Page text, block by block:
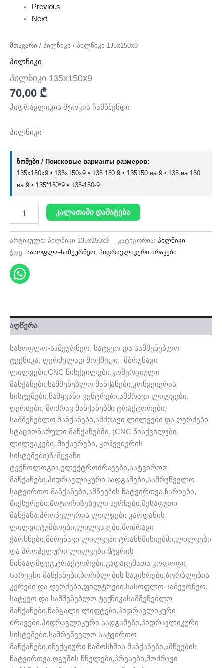
Previous
Next
მთავარი / პილნიკი / პილნიკი 135x150x9
პილნიკი
პილნიკი 135x150x9
70,00 ₾
ჰიდრავლიკის შტოკის ჩამწმენდი
პილნიკი
ზომები / Поисковые варианты размеров:
135x150x9 • 135х150х9 • 135 150 9 • 135150 на 9 • 135 на 150
на 9 • 135*150*9 • 135-150-9
კალათაში დამატება
არტიკული: პილნიკი 135x150x9 კატეგორია: პილნიკი
ჭდე: სასოფლო-სამეურნეო, ჰიდრავლიკური ძრავები
აღწერა
სასოფლო-სამეურნეო, სატყეო და სამშენებლო
ტექნიკა, ღერძულად მოქმედი, მბრუნავი
ლილვები,CNC წისქვილები,კომერციული
მანქანები,სამშენებლო მანქანები,კონვეიერის
სისტემები,წამყვანი ცენტრები,ამძრავი ლილვები,
ღერძები, მოძრავ მანქანებში ტრაქტორები,
სამშენებლო მანქანები,ამძრავი ლილვები და ღერძები
სტაციონარული მანქანებში, (CNC წისქვილები,
ლილვაკები, მიქსერები, კონვეიერის
სისტემები)წამყვანი
ტექნოლოგია,ელექტროძრავები,სატვირთო
მანქანები,ჰიდრავლიკური სადგამები,სამრეწველო
სატვირთო მანქანები,ამწეების ჩატვირთვა,ჩარხები,
მიქსერები,მოტორიზებული ხერხები,შესაფუთი
მანქანა,პროპელერის ლილვები კარდანის
ლილვი,ტუმბოები,ლილვაკები,მოძრავი
ქარხნები,მბრუნავი ლილვები ტრანსმისიებში,ლილვები
და პროპელური ლილვები მტვრის
წინააღმდეგ,ტრაქტორები,გადაცემათა კოლოფი,
Სარეცხი მანქანები,ბორბლების საკისრები,ბორბლების
კერები და ღერძები,ფილტრები,სასოფლო-სამეურნეო,
სატყეო და სამშენებლო ტექნიკასამშენებლო
მანქანები,ჩანგალი ლიფტები,ჰიდრავლიკური
ძრავები,ჰიდრავლიკური სადგამები,ჰიდრავლიკური
სისტემები,სამრეწველო სატვირთო
მანქანები,ინექციური ჩამოსხმის მანქანები,ამწეების
ჩატვირთვა,დგუშის წნელები,პრესები,მოძრავი